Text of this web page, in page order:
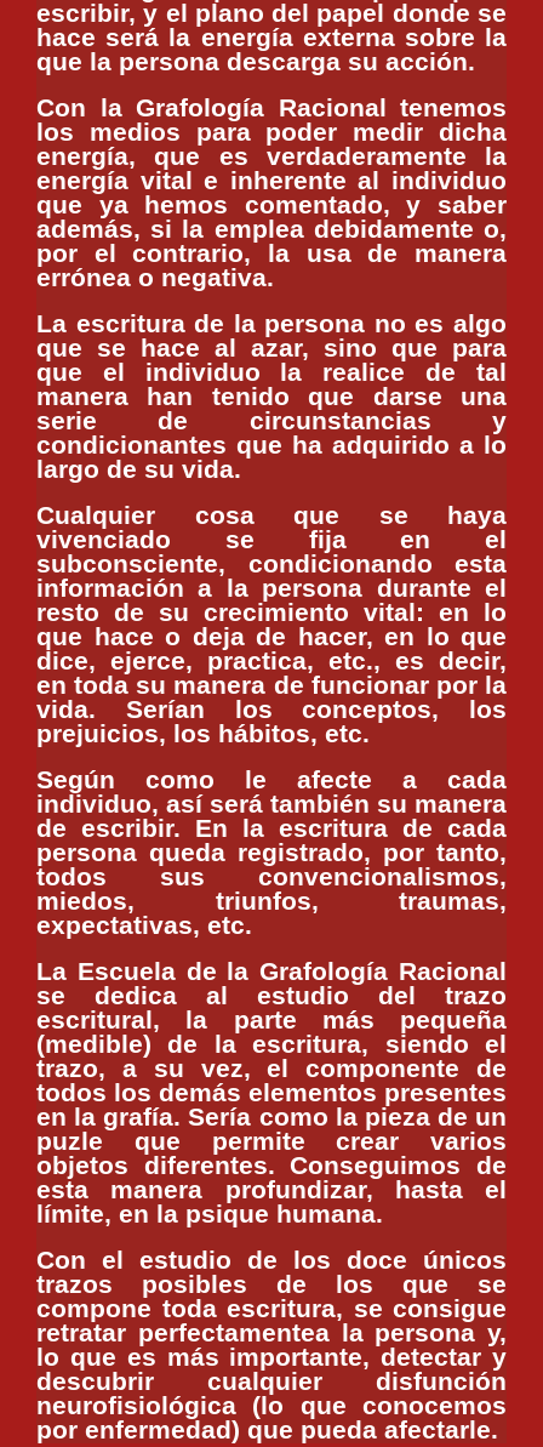
escribir, y el plano del papel donde se
hace será la energía externa sobre la
que la persona descarga su acción.
Con la Grafología Racional tenemos
los medios para poder medir dicha
energía, que es verdaderamente la
energía vital e inherente al individuo
que ya hemos comentado, y saber
además, si la emplea debidamente o,
por el contrario, la usa de manera
errónea o negativa.
La escritura de la persona no es algo
que se hace al azar, sino que para
que el individuo la realice de tal
manera han tenido que darse una
serie de circunstancias y
condicionantes que ha adquirido a lo
largo de su vida.
Cualquier cosa que se haya
vivenciado se fija en el
subconsciente, condicionando esta
información a la persona durante el
resto de su crecimiento vital: en lo
que hace o deja de hacer, en lo que
dice, ejerce, practica, etc., es decir,
en toda su manera de funcionar por la
vida. Serían los conceptos, los
prejuicios, los hábitos, etc.
Según como le afecte a cada
individuo, así será también su manera
de escribir. En la escritura de cada
persona queda registrado, por tanto,
todos sus convencionalismos,
miedos, triunfos, traumas,
expectativas, etc.
La Escuela de la Grafología Racional
se dedica al estudio del trazo
escritural, la parte más pequeña
(medible) de la escritura, siendo el
trazo, a su vez, elcomponente de
todos los demás elementos presentes
en la grafía. Sería como la pieza de un
puzle que permite crear varios
objetos diferentes. Conseguimos de
esta manera profundizar, hasta el
límite, en la psique humana.
Con el estudio de los doce únicos
trazos posibles de los que se
compone toda escritura, se consigue
retratar perfectamentea la persona y,
lo que es más importante, detectar y
descubrir cualquier disfunción
neurofisiológica (lo que conocemos
por enfermedad) que pueda afectarle.